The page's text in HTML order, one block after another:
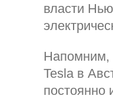
власти
Напомним,
Tesla в
постоянно